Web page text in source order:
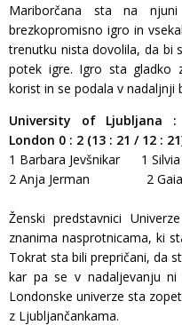
Mariborčana sta na
brezkopromisno igro in
trenutku nista dovolila, da bi
potek igre. Igro sta gladko
korist in se podala v nadaljnji
University of Ljubljana
London 0 : 2 (13 : 21 / 12 :
1 Barbara Jevšnikar 1
2 Anja Jerman 2 Gaia
Ženski predstavnici
znanima nasprotnicama, ki
Tokrat sta bili prepričani, da
kar pa se v nadaljevanju
Londonske univerze sta
z Ljubljančankama.